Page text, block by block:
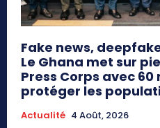
Fake news,
Le Ghana met sur
Press Corps avec
protéger les
Actualité 4 Août, 2026